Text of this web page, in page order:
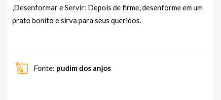
,Desenformar e Servir: Depois de firme, desenforme em um
prato bonito e sirva para seus queridos.
Fonte: pudim dos anjos